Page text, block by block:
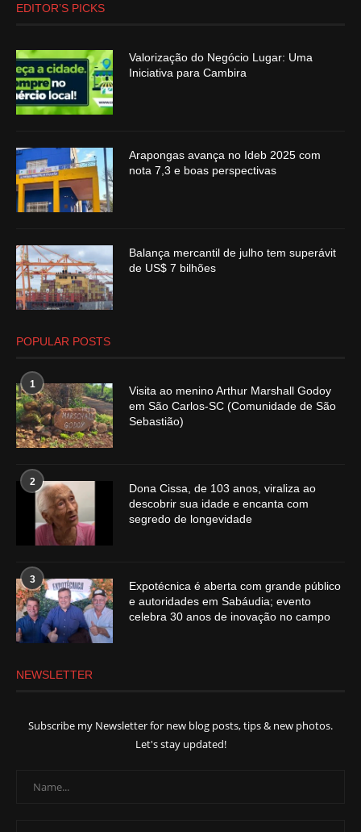
EDITOR’S PICKS
Valorização do Negócio Lugar: Uma
Iniciativa para Cambira
Arapongas avança no Ideb 2025 com
nota 7,3 e boas perspectivas
Balança mercantil de julho tem superávit
de US$ 7 bilhões
POPULAR POSTS
1
Visita ao menino Arthur Marshall Godoy
em São Carlos-SC (Comunidade de São
Sebastião)
2
Dona Cissa, de 103 anos, viraliza ao
descobrir sua idade e encanta com
segredo de longevidade
3
Expotécnica é aberta com grande público
e autoridades em Sabáudia; evento
celebra 30 anos de inovação no campo
NEWSLETTER
Subscribe my Newsletter for new blog posts, tips & new photos.
Let's stay updated!